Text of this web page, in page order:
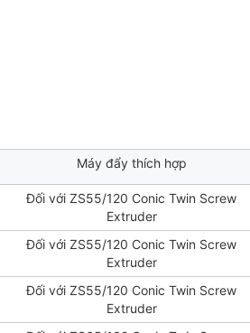
Máy đẩy thích hợp
Đối với ZS55/120 Conic Twin Screw
Extruder
Đối với ZS55/120 Conic Twin Screw
Extruder
Đối với ZS55/120 Conic Twin Screw
Extruder